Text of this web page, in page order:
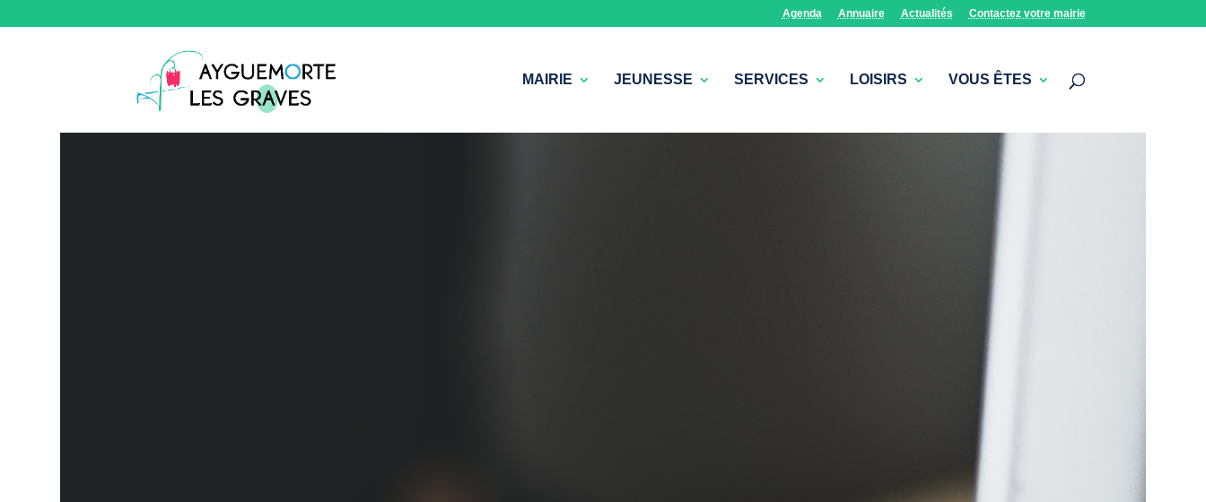
Agenda Annuaire Actualités Contactez votre mairie
MAIRIE JEUNESSE SERVICES LOISIRS VOUS ÊTES